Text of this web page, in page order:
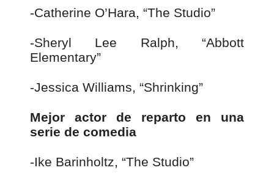
-Catherine O’Hara, “The Studio”
-Sheryl Lee Ralph, “Abbott
Elementary”
-Jessica Williams, “Shrinking”
Mejor actor de reparto en una
serie de comedia
-Ike Barinholtz, “The Studio”